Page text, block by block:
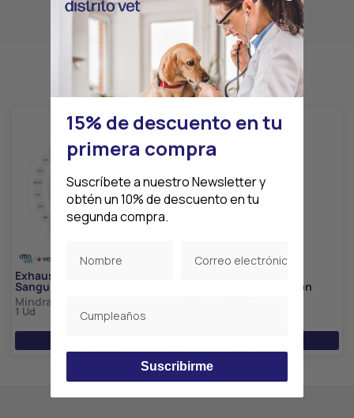
Productos relacionados
Exhaustivo para Química
Sanguínea VetXpert C5
Mindray
1 Ud
Termómetro Digital Con
15% de descuento en tu
primera compra
Suscríbete a nuestro Newsletter y
obtén un 10% de descuento en tu
segunda compra.
Suscribirme